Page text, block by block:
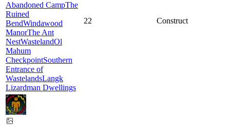
Abandoned CampThe
Ruined
BendWindawood
ManorThe Ant
NestWastelandOl
Mahum
CheckpointSouthern
Entrance of
WastelandsLangk
Lizardman Dwellings
22 Construct